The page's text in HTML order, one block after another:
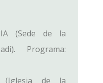
(Sede de la
Programa:
(Iglesia de la